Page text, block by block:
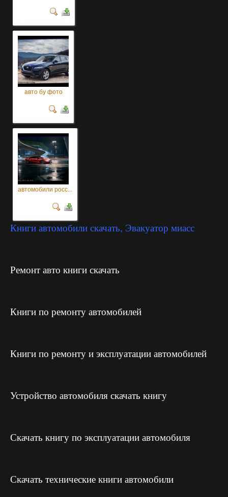
авто бу фото
автомобили росс...
Книги автомобили скачать, Эвакуатор миасс
Ремонт авто книги скачать
Книги по ремонту автомобилей
Книги по ремонту и эксплуатации автомобилей
Устройство автомобиля скачать книгу
Скачать книгу по эксплуатации автомобиля
Скачать технические книги автомобили